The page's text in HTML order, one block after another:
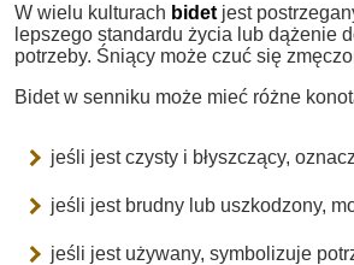
W wielu kulturach bidet jest
lepszego standardu życia lub dążenie
potrzeby. Śniący może czuć się
Bidet w senniku może mieć różne
jeśli jest czysty i błyszczący,
jeśli jest brudny lub uszkodzony,
jeśli jest używany, symbolizuje